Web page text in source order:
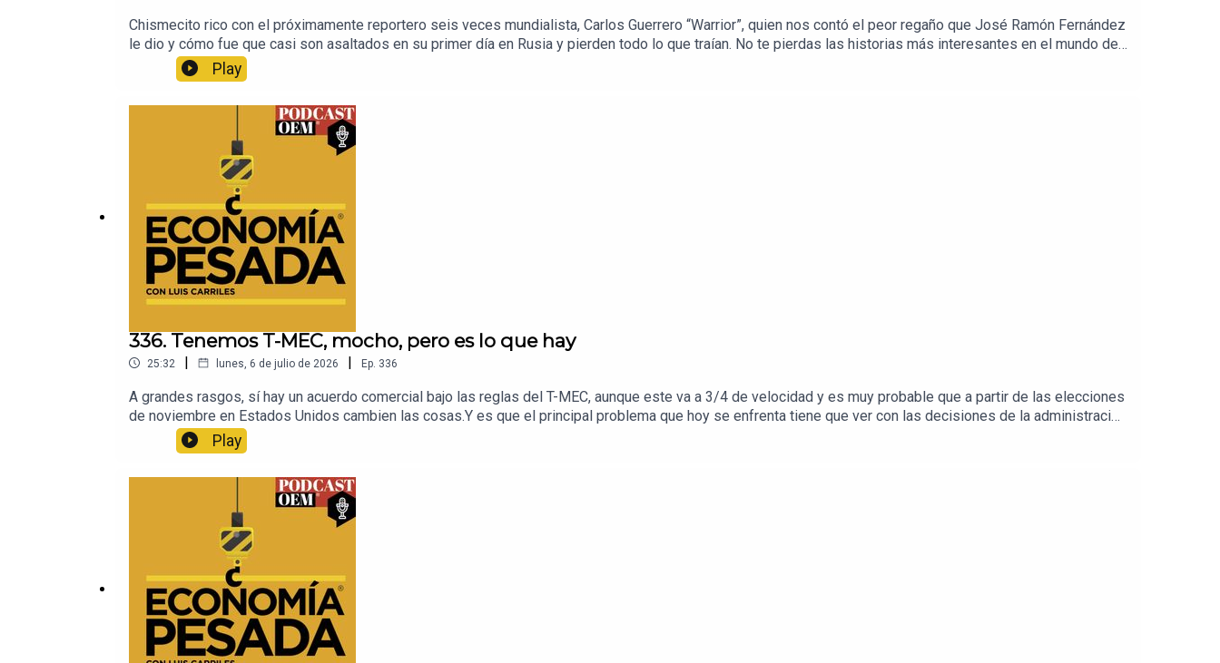
Chismecito rico con el próximamente reportero seis veces mundialista, Carlos Guerrero “Warrior”, quien nos contó el peor regaño que José Ramón Fernández
le dio y cómo fue que casi son asaltados en su primer día en Rusia y pierden todo lo que traían. No te pierdas las historias más interesantes en el mundo del
deporte, visita Esto, el diario de los deportistas.
Play
336. Tenemos T-MEC, mocho, pero es lo que hay
25:32 | lunes, 6 de julio de 2026 | Ep. 336
A grandes rasgos, sí hay un acuerdo comercial bajo las reglas del T-MEC, aunque este va a 3/4 de velocidad y es muy probable que a partir de las elecciones
de noviembre en Estados Unidos cambien las cosas.Y es que el principal problema que hoy se enfrenta tiene que ver con las decisiones de la administración
de Trump de imponer aranceles sectoriales.Una conversación con Adriana García, analista y jefa de México ¿cómo vamos?Visita la sección de Finanzas de El
Sol de México para estar al día del contexto económico.
Play